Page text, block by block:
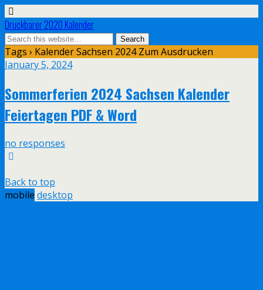
Druckbarer 2020 Kalender
Tags › Kalender Sachsen 2024 Zum Ausdrucken
January 5, 2024
Sommerferien 2024 Sachsen Kalender
Feiertagen PDF & Word
no responses
Back to top
mobile desktop